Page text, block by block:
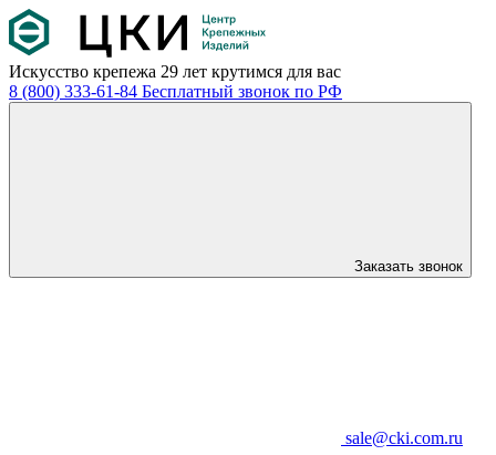
Искусство крепежа 29 лет крутимся для вас
8 (800) 333-61-84 Бесплатный звонок по РФ
Заказать звонок
sale@cki.com.ru